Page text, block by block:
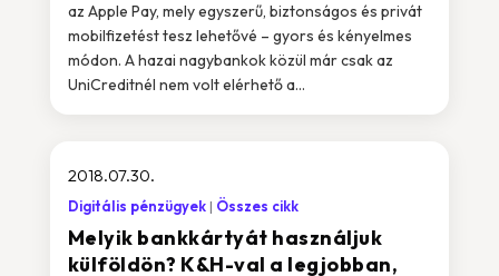
az Apple Pay, mely egyszerű, biztonságos és privát
mobilfizetést tesz lehetővé – gyors és kényelmes
módon. A hazai nagybankok közül már csak az
UniCreditnél nem volt elérhető a...
Melyik bankkártyát használjuk
külföldön? K&H-val a legjobban,
2018.07.30.
Digitális pénzügyek Összes cikk